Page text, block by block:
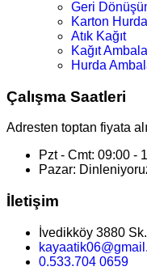
Geri
Karton
Atık Kağıt
Kağıt
Hurda
Çalışma Saatleri
Adresten toptan fiyata
Pzt - Cmt: 09:00 -
Pazar:
İletişim
İvedikköy 3880
0.533.704 0659